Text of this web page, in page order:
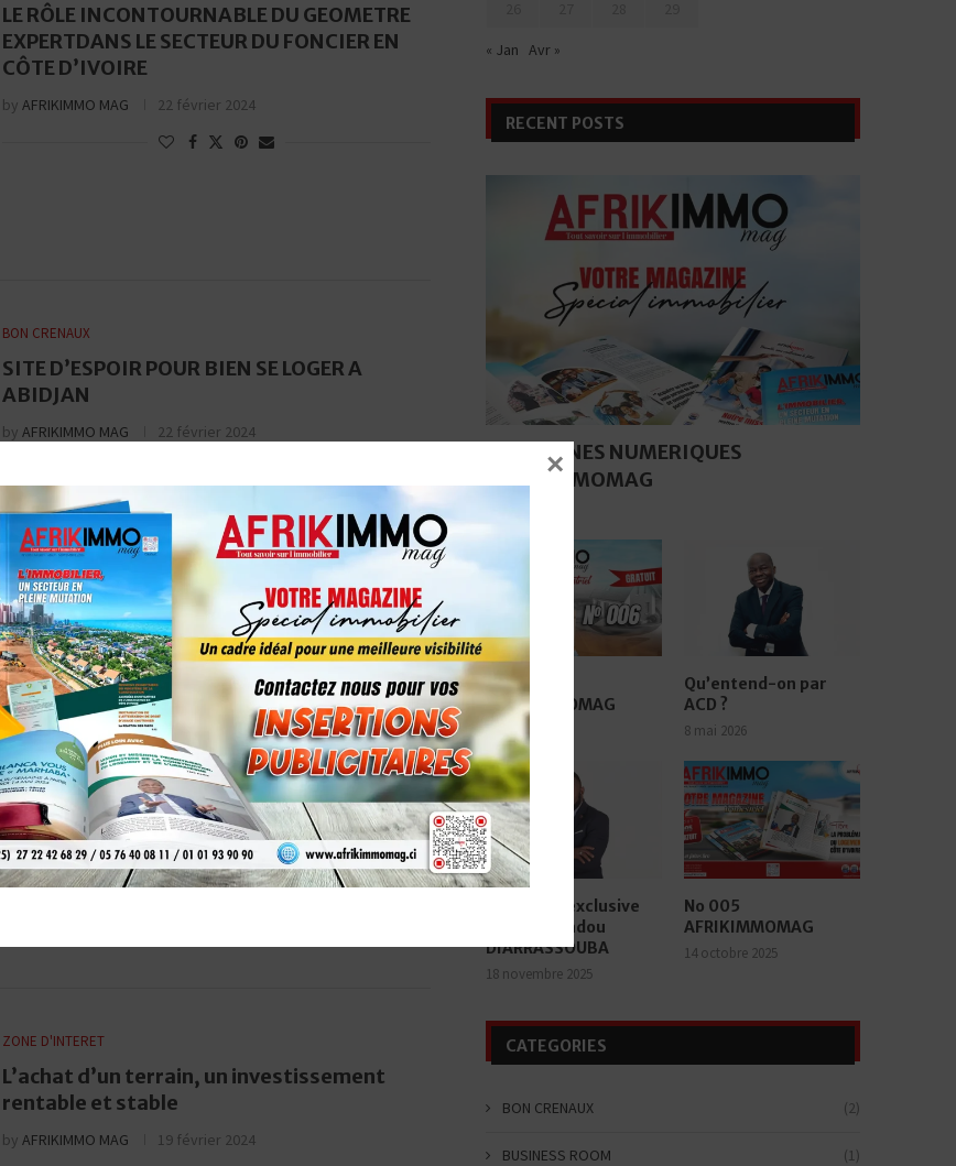
×
LE RÔLE INCONTOURNABLE DU GEOMETRE
EXPERTDANS LE SECTEUR DU FONCIER EN
CÔTE D’IVOIRE
by AFRIKIMMO MAG 22 février 2024
BON CRENAUX
SITE D’ESPOIR POUR BIEN SE LOGER A
ABIDJAN
by AFRIKIMMO MAG 22 février 2024
DROIT DANS L'IMMOBILIER
Le rôle primordial du Notaire dans le
secteur de l’immobilier
byAFRIKIMMO MAG 19 février 2024
ZONE D'INTERET
L’achat d’un terrain, un investissement
rentable et stable
by AFRIKIMMO MAG 19 février 2024
« Jan Avr »
RECENT POSTS
MAGAZINES NUMERIQUES
AFRIKIMMOMAG
No 006
AFRIKIMMOMAG
17 juin 2026
Qu’entend-on par
ACD ?
8 mai 2026
Interview exclusive
avec Mamadou
DIARRASSOUBA
18 novembre 2025
No 005
AFRIKIMMOMAG
14 octobre 2025
CATEGORIES
BON CRENAUX (2)
BUSINESS ROOM (1)